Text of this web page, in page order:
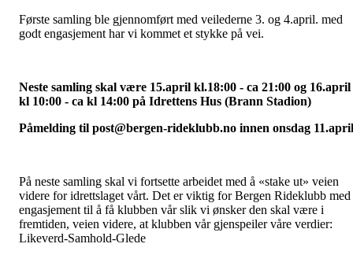
Første samling ble gjennomført med veilederne 3. og 4.april. med
godt engasjement har vi kommet et stykke på vei.
Neste samling skal være 15.april kl.18:00 - ca 21:00 og 16.april
kl 10:00 - ca kl 14:00 på Idrettens Hus (Brann Stadion)
Påmelding til post@bergen-rideklubb.no innen onsdag 11.april
På neste samling skal vi fortsette arbeidet med å «stake ut» veien
videre for idrettslaget vårt. Det er viktig for Bergen Rideklubb med
engasjement til å få klubben vår slik vi ønsker den skal være i
fremtiden, veien videre, at klubben vår gjenspeiler våre verdier:
Likeverd-Samhold-Glede